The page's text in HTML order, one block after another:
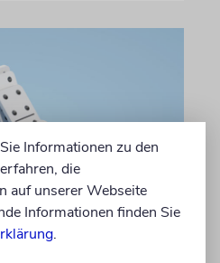
denken
Informationen zu den
die
auf unserer Webseite
Informationen finden Sie
.